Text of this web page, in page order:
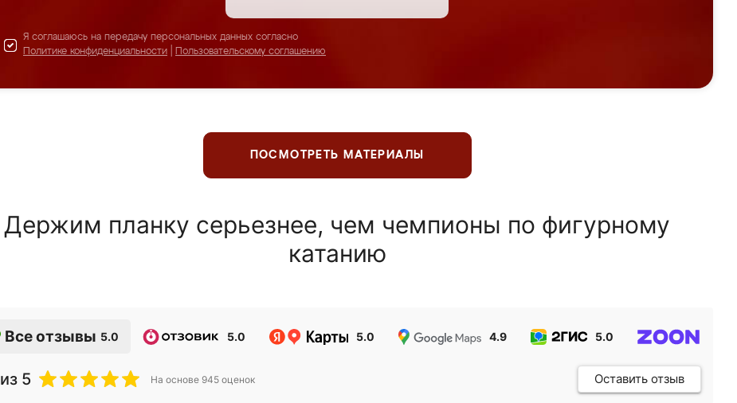
Я соглашаюсь на передачу персональных данных согласно
Политике конфиденциальности
Пользовательскому соглашению
ПОСМОТРЕТЬ МАТЕРИАЛЫ
Держим планку серьезнее, чем чемпионы по фигурному
катанию
Все отзывы 5.0 5.0 5.0 4.9 5.0
из 5 На основе 945 оценок Оставить отзыв